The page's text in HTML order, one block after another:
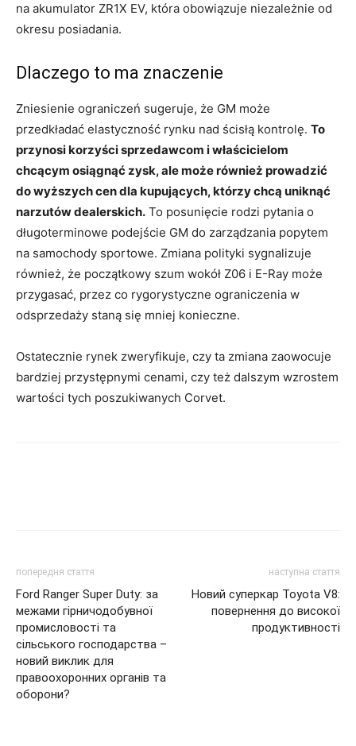
na akumulator ZR1X EV, która obowiązuje niezależnie od
okresu posiadania.
Dlaczego to ma znaczenie
Zniesienie ograniczeń sugeruje, że GM może
przedkładać elastyczność rynku nad ścisłą kontrolę. To
przynosi korzyści sprzedawcom i właścicielom
chcącym osiągnąć zysk, ale może również prowadzić
do wyższych cen dla kupujących, którzy chcą uniknąć
narzutów dealerskich. To posunięcie rodzi pytania o
długoterminowe podejście GM do zarządzania popytem
na samochody sportowe. Zmiana polityki sygnalizuje
również, że początkowy szum wokół Z06 i E-Ray może
przygasać, przez co rygorystyczne ograniczenia w
odsprzedaży staną się mniej konieczne.
Ostatecznie rynek zweryfikuje, czy ta zmiana zaowocuje
bardziej przystępnymi cenami, czy też dalszym wzrostem
wartości tych poszukiwanych Corvet.
попередня стаття
Ford Ranger Super Duty: за
межами гірничодобувної
промисловості та
сільського господарства –
новий виклик для
правоохоронних органів та
оборони?
наступна стаття
Новий суперкар Toyota V8:
повернення до високої
продуктивності